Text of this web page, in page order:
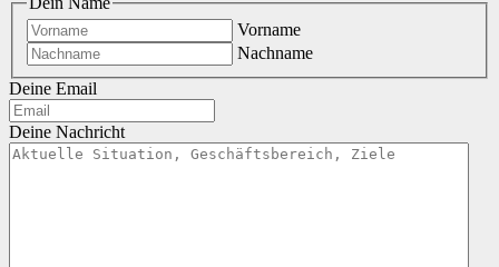
Vorname
Nachname
Deine Email
Deine Nachricht